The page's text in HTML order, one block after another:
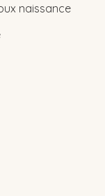
naissance